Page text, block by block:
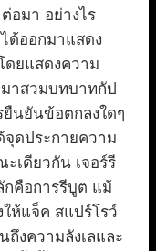
อมา อย่างไร
ได้ออกมาแสดง
ดยแสดงความ
มาสวมบทบาทกัป
นยันข้อตกลงใดๆ
จุดประกายความ
เดียวกัน เจอร์รี
กคือการรีบูต แม้
ให้แจ็ค สแปร์โรว์
ถึงความลังเลและ